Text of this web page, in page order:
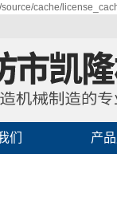
cache/
们 产